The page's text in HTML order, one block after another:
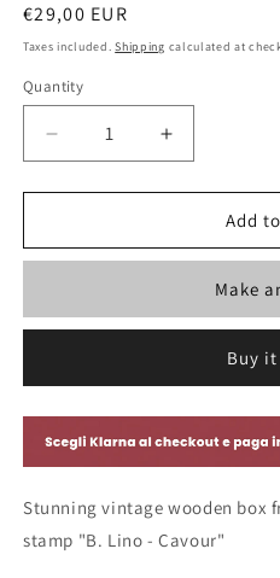
Regular
price
€29,00 EUR
Taxes included.Shipping calculated at
Quantity
Decrease
quantity
for
wooden
Lino
1970
Increase
quantity
for
Vintage
wooden
&quot;B.
Lino
1970
Add
Make
Buy
Stunning vintage wooden box
stamp "B. Lino - Cavour"